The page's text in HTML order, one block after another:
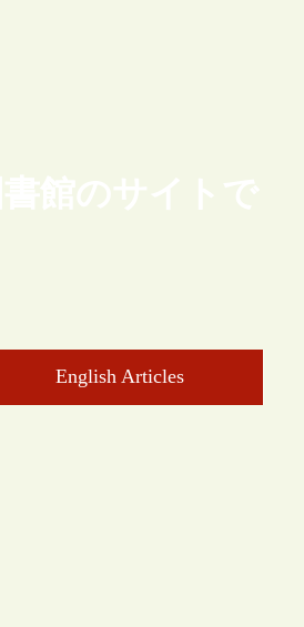
館のサイトで
English Articles